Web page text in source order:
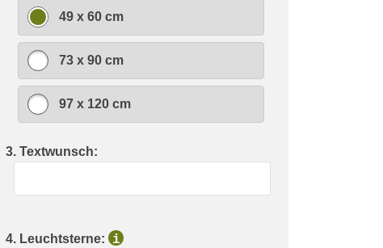
49 x 60 cm
73 x 90 cm
97 x 120 cm
3. Textwunsch:
4. Leuchtsterne: i